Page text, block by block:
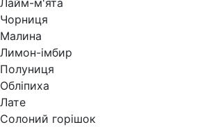
Лайм-м'ята
Чорниця
Малина
Лимон-імбир
Полуниця
Обліпиха
Лате
Солоний горішок